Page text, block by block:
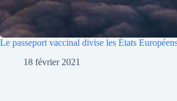
Le passeport vaccinal divise les États
18 février 2021